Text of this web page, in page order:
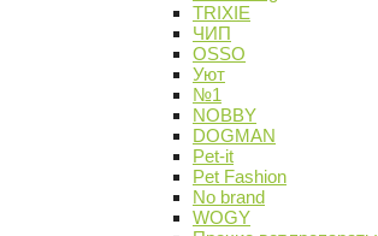
TRIXIE
ЧИП
OSSO
Уют
№1
NOBBY
DOGMAN
Pet-it
Pet Fashion
No brand
WOGY